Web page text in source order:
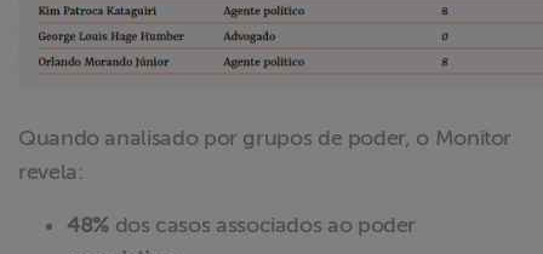
Quando analisado por grupos de poder, o Monitor
revela:
48%dos casos associados ao poder